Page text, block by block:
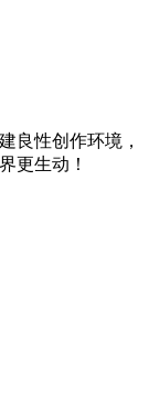
良性创作环境，
更生动！